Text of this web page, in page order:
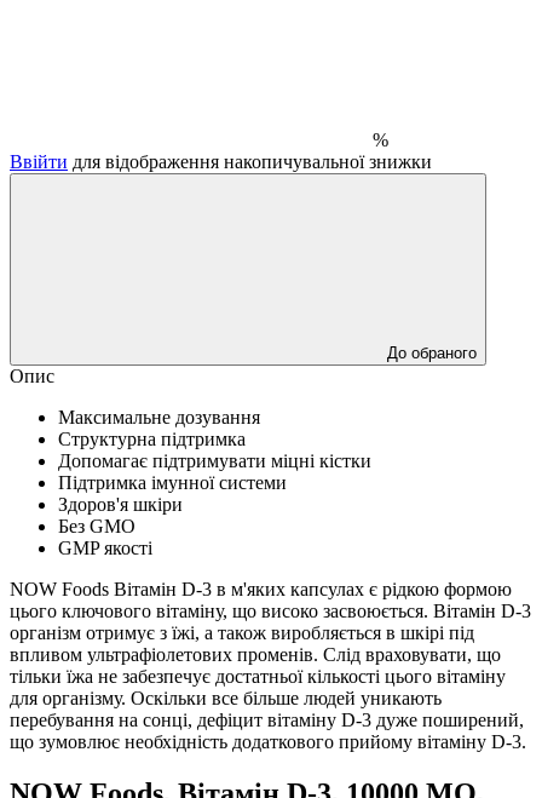
%
Ввійти для відображення накопичувальної знижки
До обраного
Опис
Максимальне дозування
Структурна підтримка
Допомагає підтримувати міцні кістки
Підтримка імунної системи
Здоров'я шкіри
Без GMO
GMP якості
NOW Foods Вітамін D-3 в м'яких капсулах є рідкою формою
цього ключового вітаміну, що високо засвоюється. Вітамін D-3
організм отримує з їжі, а також виробляється в шкірі під
впливом ультрафіолетових променів. Слід враховувати, що
тільки їжа не забезпечує достатньої кількості цього вітаміну
для організму. Оскільки все більше людей уникають
перебування на сонці, дефіцит вітаміну D-3 дуже поширений,
що зумовлює необхідність додаткового прийому вітаміну D-3.